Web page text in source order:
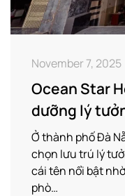
November 7, 2025
Ocean Star
dưỡng lý
Ở thành phố Đà
chọn lưu trú lý
cái tên nổi bật
phò…